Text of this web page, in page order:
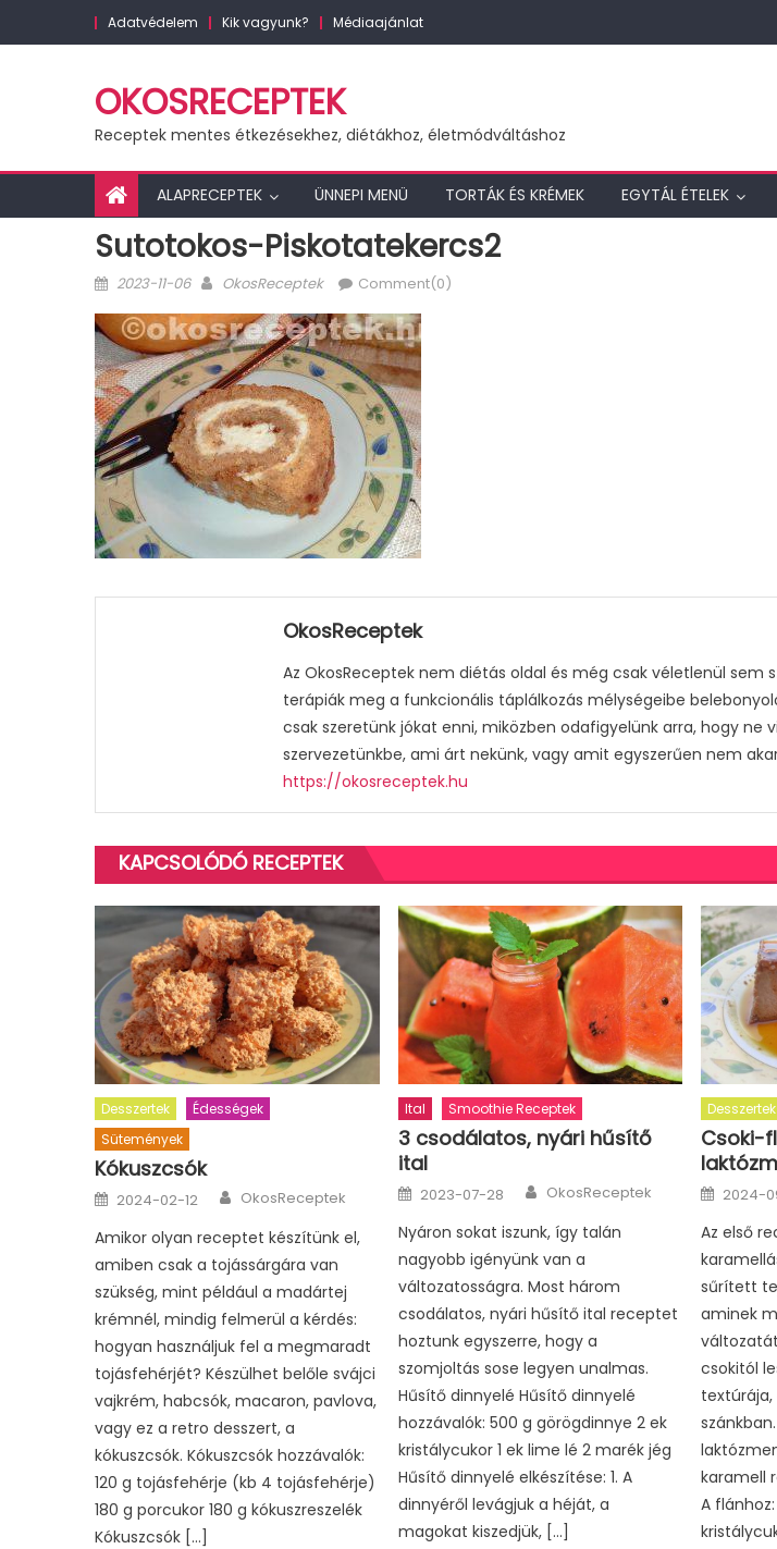
to
Adatvédelem Kik vagyunk? Médiaajánlat
OKOSRECEPTEK
Receptek mentes étkezésekhez, diétákhoz, életmódváltáshoz
ALAPRECEPTEK ÜNNEPI MENÜ TORTÁK ÉS KRÉMEK EGYTÁL ÉTELEK
Sutotokos-Piskotatekercs2
Posted
2023-11-06 Author
OkosReceptek Comment(0)
OkosReceptek
Az OkosReceptek nem diétás oldal és még csak véletlenül sem
terápiák meg a funkcionális táplálkozás mélységeibe
csak szeretünk jókat enni, miközben odafigyelünk arra, hogy ne
szervezetünkbe, ami árt nekünk, vagy amit egyszerűen nem
https://okosreceptek.hu
KAPCSOLÓDÓ RECEPTEK
Desszertek
Édességek
Sütemények
Kókuszcsók
Posted
on
2024-02-12 Author
OkosReceptek
Amikor olyan receptet készítünk el,
amiben csak a tojássárgára van
szükség, mint például a madártej
krémnél, mindig felmerül a kérdés:
hogyan használjuk fel a megmaradt
tojásfehérjét? Készülhet belőle svájci
vajkrém, habcsók, macaron, pavlova,
vagy ez a retro desszert, a
kókuszcsók. Kókuszcsók hozzávalók:
120 g tojásfehérje (kb 4 tojásfehérje)
180 g porcukor 180 g kókuszreszelék
Kókuszcsók […]
Ital Smoothie Receptek
3 csodálatos, nyári hűsítő
ital
Posted
on
2023-07-28 Author
OkosReceptek
Nyáron sokat iszunk, így talán
nagyobb igényünk van a
változatosságra. Most három
csodálatos, nyári hűsítő ital receptet
hoztunk egyszerre, hogy a
szomjoltás sose legyen unalmas.
Hűsítő dinnyelé Hűsítő dinnyelé
hozzávalók: 500 g görögdinnye 2 ek
kristálycukor 1 ek lime lé 2 marék jég
Hűsítő dinnyelé elkészítése: 1. A
dinnyéről levágjuk a héját, a
magokat kiszedjük, […]
Desszertek
Csoki-
Posted
on
2024-
Az első
sűrített
aminek
csokitól
karamell
A